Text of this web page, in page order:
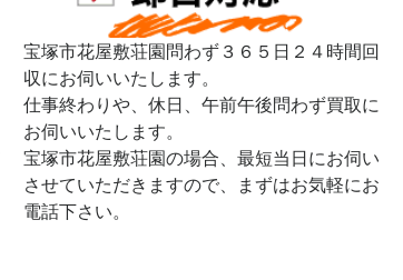
宝塚市花屋敷荘園問わず３６５日２４時間回
収にお伺いいたします。
仕事終わりや、休日、午前午後問わず買取に
お伺いいたします。
宝塚市花屋敷荘園の場合、最短当日にお伺い
させていただきますので、まずはお気軽にお
電話下さい。